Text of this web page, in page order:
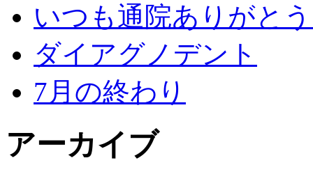
いつも通院ありがと
ダイアグノデント
7月の終わり
アーカイブ